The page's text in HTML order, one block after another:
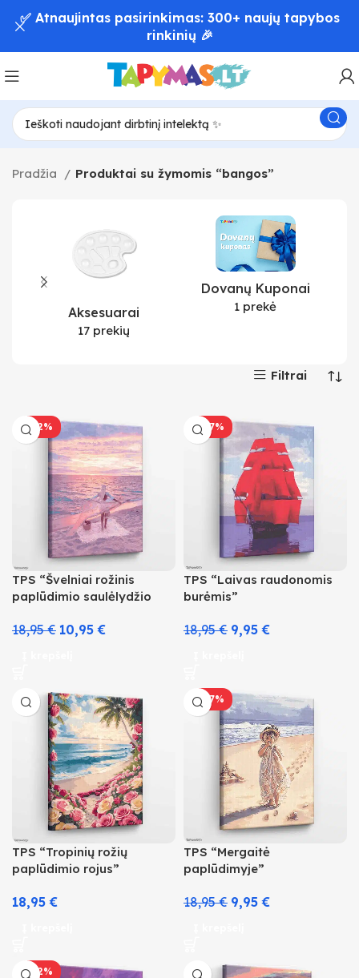
Pradžia Produktai su žymomis “bangos”
Aksesuarai
17 prekių
Dovanų Kuponai
1 prekė
Filtrai
-42%
TPS “Švelniai rožinis
paplūdimio saulėlydžio
18,95€ 10,95€
-47%
TPS “Laivas raudonomis
burėmis”
18,95€ 9,95€
TPS “Tropinių rožių
paplūdimio rojus”
18,95€
-47%
TPS “Mergaitė
paplūdimyje”
18,95€ 9,95€
-42%
✅ Atnaujintas pasirinkimas: 300+ naujų tapybos
rinkinių 🎉